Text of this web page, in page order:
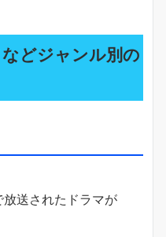
どジャンル別の
送されたドラマが